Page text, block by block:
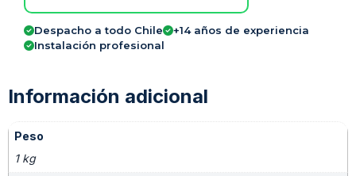
Despacho a todo Chile
+14 años de experiencia
Instalación profesional
Información adicional
Peso
1 kg